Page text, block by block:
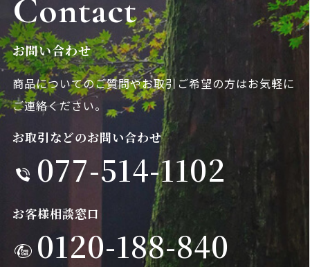
Contact
お問い合わせ
商品についてのご質問やお取引ご希望の方はお気軽に
ご連絡ください。
お取引などのお問い合わせ
077-514-1102
お客様相談窓口
0120-188-840